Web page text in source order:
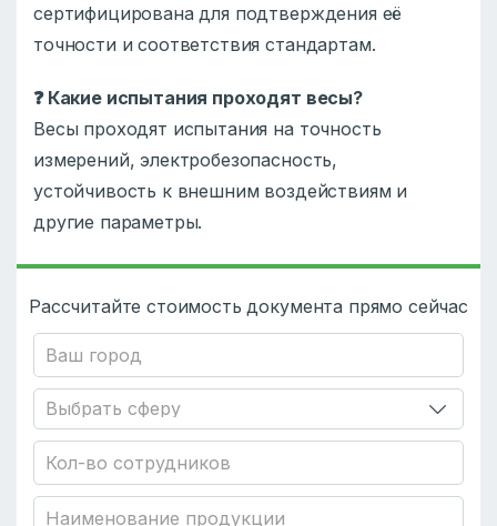
сертифицирована для подтверждения её
точности и соответствия стандартам.
❓Какие испытания проходят весы?
Весы проходят испытания на точность
измерений, электробезопасность,
устойчивость к внешним воздействиям и
другие параметры.
Рассчитайте стоимость документа прямо сейчас